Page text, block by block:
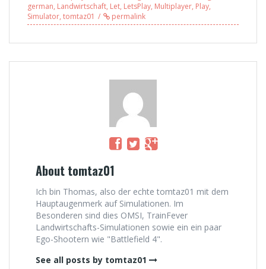
german, Landwirtschaft, Let, LetsPlay, Multiplayer, Play,
Simulator, tomtaz01 permalink
About tomtaz01
Ich bin Thomas, also der echte tomtaz01 mit dem
Hauptaugenmerk auf Simulationen. Im
Besonderen sind dies OMSI, TrainFever
Landwirtschafts-Simulationen sowie ein ein paar
Ego-Shootern wie "Battlefield 4".
See all posts by tomtaz01